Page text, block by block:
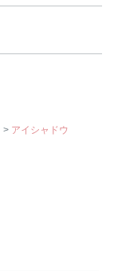
> アイシャドウ